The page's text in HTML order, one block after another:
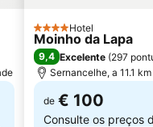
4 Estrelas
Hotel
Moinho da Lapa
9,4 Excelente (297
Sernancelhe, a 11.1
de € 100
Consulte os preços